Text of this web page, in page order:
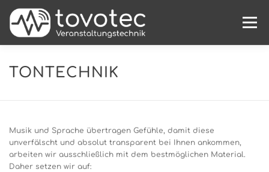
Inhalt
springen
Menü
HOME PROJEKTE MIETSHOP
TONTECHNIK
Musik und Sprache übertragen Gefühle, damit diese
unverfälscht und absolut transparent bei Ihnen ankommen,
arbeiten wir ausschließlich mit dem bestmöglichen Material.
Daher setzen wir auf: